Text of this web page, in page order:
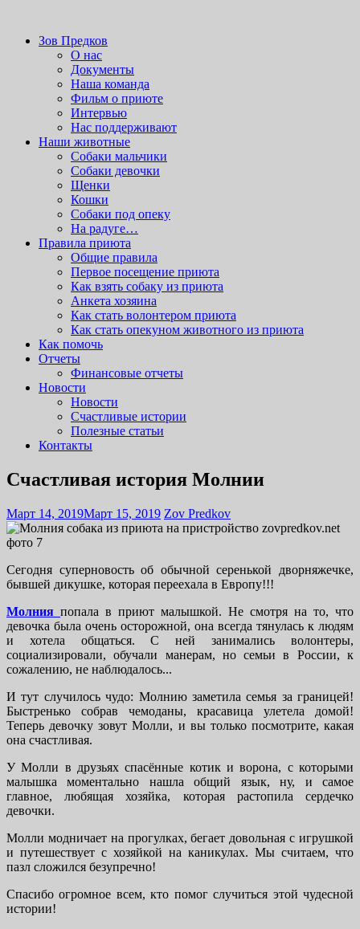
скачивания устанавливать через админку.
Зов Предков
приют для бездомных животных
Зов Предков
О нас
Документы
Наша команда
Фильм о приюте
Интервью
Нас поддерживают
Наши животные
Cобаки мальчики
Cобаки девочки
Щенки
Кошки
Собаки под опеку
На радуге…
Правила приюта
Общие правила
Первое посещение приюта
Как взять собаку из приюта
Анкета хозяина
Как стать волонтером приюта
Как стать опекуном животного из приюта
Как помочь
Отчеты
Финансовые отчеты
Новости
Новости
Счастливые истории
Полезные статьи
Контакты
Счастливая история Молнии
Март 14, 2019Март 15, 2019 Zov Predkov
Сегодня суперновость об обычной серенькой дворняжечке,
бывшей дикушке, которая переехала в Европу!!!
Молния попала в приют малышкой. Не смотря на то, что
девочка была очень осторожной, она всегда тянулась к людям
и хотела общаться. С ней занимались волонтеры,
социализировали, обучали манерам, но семьи в России, к
сожалению, не наблюдалось...
И тут случилось чудо: Молнию заметила семья за границей!
Быстренько собрав чемоданы, красавица улетела домой!
Теперь девочку зовут Молли, и вы только посмотрите, какая
она счастливая.
У Молли в друзьях спасённые котик и ворона, с которыми
малышка моментально нашла общий язык, ну, и самое
главное, любящая хозяйка, которая растопила сердечко
девочки.
Молли модничает на прогулках, бегает довольная с игрушкой
и путешествует с хозяйкой на каникулах. Мы считаем, что
пазл сложился безупречно!
Спасибо огромное всем, кто помог случиться этой чудесной
истории!